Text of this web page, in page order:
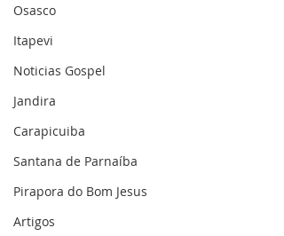
Osasco
Itapevi
Noticias Gospel
Jandira
Carapicuiba
Santana de Parnaíba
Pirapora do Bom Jesus
Artigos